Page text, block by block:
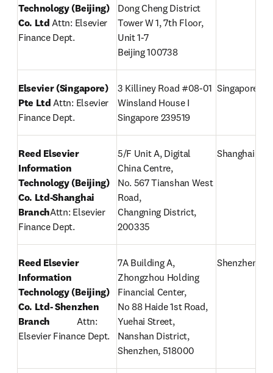
Technology (Beijing)
Co. Ltd Attn: Elsevier
Finance Dept.
Dong Cheng District
Tower W 1, 7th Floor,
Unit 1-7
Beijing 100738
Elsevier (Singapore)
Pte Ltd Attn: Elsevier
Finance Dept.
3 Killiney Road #08-01
Winsland House I
Singapore 239519
Singapore
Reed Elsevier
Information
Technology (Beijing)
Co. Ltd-Shanghai
BranchAttn: Elsevier
Finance Dept.
5/F Unit A, Digital
China Centre,
No. 567 Tianshan West
Road,
Changning District,
200335
Shanghai
Reed Elsevier
Information
Technology (Beijing)
Co. Ltd- Shenzhen
Branch Attn:
Elsevier Finance Dept.
7A Building A,
Zhongzhou Holding
Financial Center,
No 88 Haide 1st Road,
Yuehai Street,
Nanshan District,
Shenzhen, 518000
Shenzhen